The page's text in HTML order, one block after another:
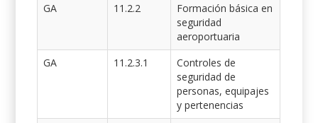
GA
11.2.2
Formación básica en
seguridad
aeroportuaria
GA
11.2.3.1
Controles de
seguridad de
personas, equipajes
y pertenencias